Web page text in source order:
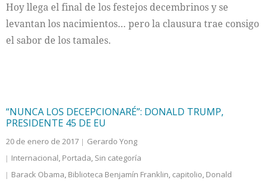
Hoy llega el final de los festejos decembrinos y se
levantan los nacimientos… pero la clausura trae consigo
el sabor de los tamales.
“NUNCA LOS DECEPCIONARÉ”: DONALD TRUMP,
PRESIDENTE 45 DE EU
20 de enero de 2017
Gerardo Yong
Internacional, Portada, Sin categoría
Barack Obama, Biblioteca Benjamín Franklin, capitolio, Donald